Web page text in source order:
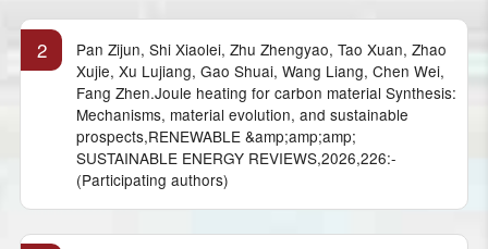
2
Pan Zijun, Shi Xiaolei, Zhu Zhengyao, Tao Xuan, Zhao
Xujie, Xu Lujiang, Gao Shuai, Wang Liang, Chen Wei,
Fang Zhen.Joule heating for carbon material Synthesis:
Mechanisms, material evolution, and sustainable
prospects,RENEWABLE &amp;amp;amp;
SUSTAINABLE ENERGY REVIEWS,2026,226:-
(Participating authors)